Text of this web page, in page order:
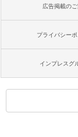
広告掲載の
プライバシー
インプレスグ